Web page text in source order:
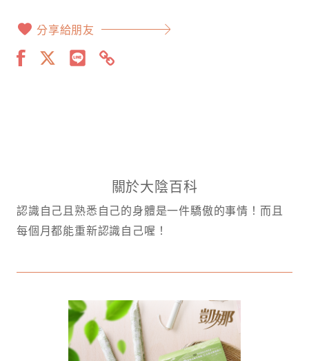
分享給朋友
關於大陰百科
認識自己且熟悉自己的身體是一件驕傲的事情！而且
每個月都能重新認識自己喔！